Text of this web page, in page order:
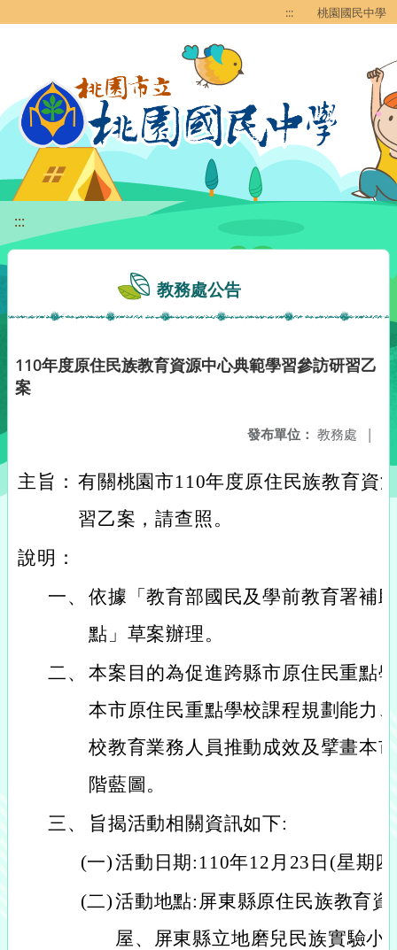
::: 桃園國民中學
:::
教務處公告
110年度原住民族教育資源中心典範學習參訪研習乙
案
發布單位： 教務處 |
主旨： 有關桃園市110年度原住民族教育資
習乙案，請查照。
說明：
一、 依據「教育部國民及學前教育署補
點」草案辦理。
二、 本案目的為促進跨縣市原住民重點
本市原住民重點學校課程規劃能力
校教育業務人員推動成效及擘畫本
階藍圖。
三、
旨揭活動相關資訊如下:
(一)活動日期:110年12月23日(星期
(二)活動地點:屏東縣原住民族教育
屋、屏東縣立地磨兒民族實驗小